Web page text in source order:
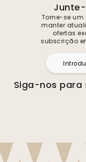
Torne-se
manter
ofertas
subscrição
Siga-nos para